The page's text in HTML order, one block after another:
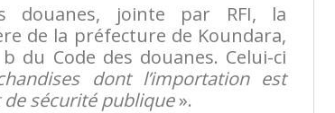
douanes, jointe par RFI, la
de la préfecture de Koundara,
du Code des douanes. Celui-ci
dont l’importation est
sécurité publique».